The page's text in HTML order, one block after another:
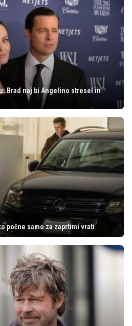
Brad naj bi Angelino stresel in
počne samo za zaprtimi vrati